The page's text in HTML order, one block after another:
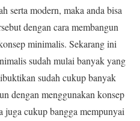
serta modern, maka anda bisa
dengan cara membangun
minimalis. Sekarang ini
sudah mulai banyak yang
sudah cukup banyak
dengan menggunakan konsep
cukup bangga mempunyai